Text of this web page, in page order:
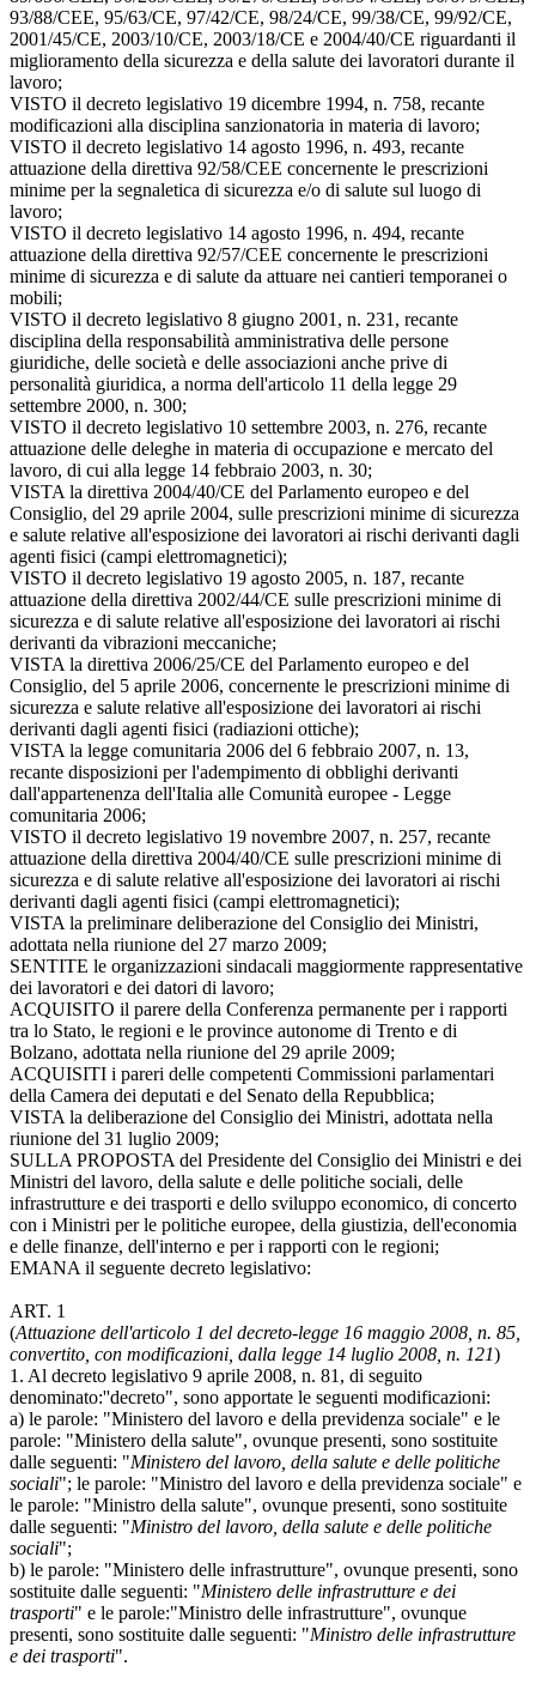
93/88/CEE, 95/63/CE, 97/42/CE, 98/24/CE, 99/38/CE, 99/92/CE,
2001/45/CE, 2003/10/CE, 2003/18/CE e 2004/40/CE riguardanti il
miglioramento della sicurezza e della salute dei lavoratori durante il
lavoro;
VISTO il decreto legislativo 19 dicembre 1994, n. 758, recante
modificazioni alla disciplina sanzionatoria in materia di lavoro;
VISTO il decreto legislativo 14 agosto 1996, n. 493, recante
attuazione della direttiva 92/58/CEE concernente le prescrizioni
minime per la segnaletica di sicurezza e/o di salute sul luogo di
lavoro;
VISTO il decreto legislativo 14 agosto 1996, n. 494, recante
attuazione della direttiva 92/57/CEE concernente le prescrizioni
minime di sicurezza e di salute da attuare nei cantieri temporanei o
mobili;
VISTO il decreto legislativo 8 giugno 2001, n. 231, recante
disciplina della responsabilità amministrativa delle persone
giuridiche, delle società e delle associazioni anche prive di
personalità giuridica, a norma dell'articolo 11 della legge 29
settembre 2000, n. 300;
VISTO il decreto legislativo 10 settembre 2003, n. 276, recante
attuazione delle deleghe in materia di occupazione e mercato del
lavoro, di cui alla legge 14 febbraio 2003, n. 30;
VISTA la direttiva 2004/40/CE del Parlamento europeo e del
Consiglio, del 29 aprile 2004, sulle prescrizioni minime di sicurezza
e salute relative all'esposizione dei lavoratori ai rischi derivanti dagli
agenti fisici (campi elettromagnetici);
VISTO il decreto legislativo 19 agosto 2005, n. 187, recante
attuazione della direttiva 2002/44/CE sulle prescrizioni minime di
sicurezza e di salute relative all'esposizione dei lavoratori ai rischi
derivanti da vibrazioni meccaniche;
VISTA la direttiva 2006/25/CE del Parlamento europeo e del
Consiglio, del 5 aprile 2006, concernente le prescrizioni minime di
sicurezza e salute relative all'esposizione dei lavoratori ai rischi
derivanti dagli agenti fisici (radiazioni ottiche);
VISTA la legge comunitaria 2006 del 6 febbraio 2007, n. 13,
recante disposizioni per l'adempimento di obblighi derivanti
dall'appartenenza dell'Italia alle Comunità europee - Legge
comunitaria 2006;
VISTO il decreto legislativo 19 novembre 2007, n. 257, recante
attuazione della direttiva 2004/40/CE sulle prescrizioni minime di
sicurezza e di salute relative all'esposizione dei lavoratori ai rischi
derivanti dagli agenti fisici (campi elettromagnetici);
VISTA la preliminare deliberazione del Consiglio dei Ministri,
adottata nella riunione del 27 marzo 2009;
SENTITE le organizzazioni sindacali maggiormente rappresentative
dei lavoratori e dei datori di lavoro;
ACQUISITO il parere della Conferenza permanente per i rapporti
tra lo Stato, le regioni e le province autonome di Trento e di
Bolzano, adottata nella riunione del 29 aprile 2009;
ACQUISITI i pareri delle competenti Commissioni parlamentari
della Camera dei deputati e del Senato della Repubblica;
VISTA la deliberazione del Consiglio dei Ministri, adottata nella
riunione del 31 luglio 2009;
SULLA PROPOSTA del Presidente del Consiglio dei Ministri e dei
Ministri del lavoro, della salute e delle politiche sociali, delle
infrastrutture e dei trasporti e dello sviluppo economico, di concerto
con i Ministri per le politiche europee, della giustizia, dell'economia
e delle finanze, dell'interno e per i rapporti con le regioni;
EMANA il seguente decreto legislativo:
ART. 1
(Attuazione dell'articolo 1 del decreto-legge 16 maggio 2008, n. 85,
convertito, con modificazioni, dalla legge 14 luglio 2008, n. 121)
1. Al decreto legislativo 9 aprile 2008, n. 81, di seguito
denominato:''decreto", sono apportate le seguenti modificazioni:
a) le parole: "Ministero del lavoro e della previdenza sociale" e le
parole: "Ministero della salute", ovunque presenti, sono sostituite
dalle seguenti: "Ministero del lavoro, della salute e delle politiche
sociali"; le parole: "Ministro del lavoro e della previdenza sociale" e
le parole: "Ministro della salute", ovunque presenti, sono sostituite
dalle seguenti: "Ministro del lavoro, della salute e delle politiche
sociali";
b) le parole: "Ministero delle infrastrutture", ovunque presenti, sono
sostituite dalle seguenti: "Ministero delle infrastrutture e dei
trasporti" e le parole:"Ministro delle infrastrutture", ovunque
presenti, sono sostituite dalle seguenti: "Ministro delle infrastrutture
e dei trasporti".